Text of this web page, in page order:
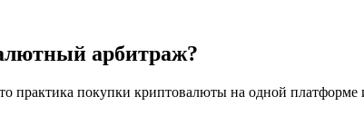
арбитраж?
практика покупки криптовалюты на одной